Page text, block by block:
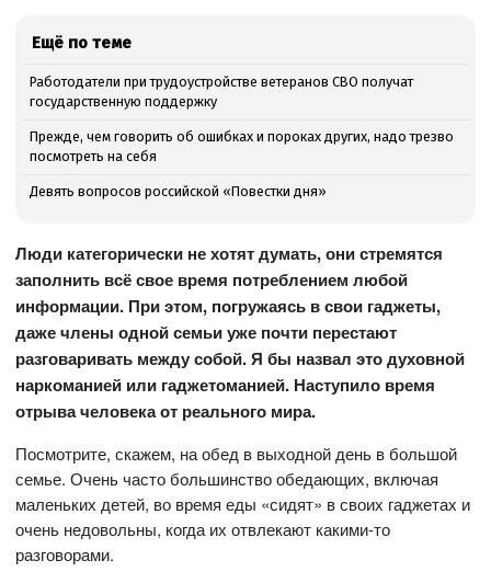
Ещё по теме
Работодатели при трудоустройстве ветеранов СВО получат
государственную поддержку
Прежде, чем говорить об ошибках и пороках других, надо трезво
посмотреть на себя
Девять вопросов российской «Повестки дня»
Люди категорически не хотят думать, они стремятся
заполнить всё свое время потреблением любой
информации. При этом, погружаясь в свои гаджеты,
даже члены одной семьи уже почти перестают
разговаривать между собой. Я бы назвал это духовной
наркоманией или гаджетоманией. Наступило время
отрыва человека от реального мира.
Посмотрите, скажем, на обед в выходной день в большой
семье. Очень часто большинство обедающих, включая
маленьких детей, во время еды «сидят» в своих гаджетах и
очень недовольны, когда их отвлекают какими-то
разговорами.